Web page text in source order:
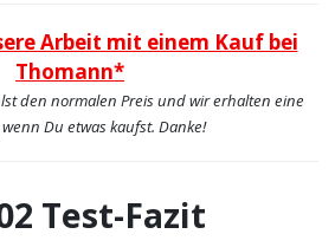
Arbeit mit einem Kauf bei
Thomann*
den normalen Preis und wir erhalten eine
Du etwas kaufst. Danke!
Test-Fazit